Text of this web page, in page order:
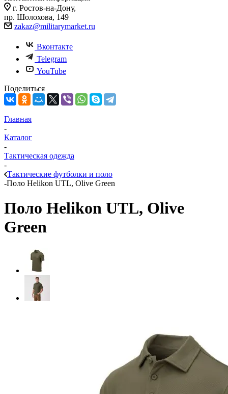
г. Ростов-на-Дону,
пр. Шолохова, 149
zakaz@militarymarket.ru
Вконтакте
Telegram
YouTube
Поделиться
Главная
-
Каталог
-
Тактическая одежда
-
Тактические футболки и поло
-Поло Helikon UTL, Olive Green
Поло Helikon UTL, Olive
Green